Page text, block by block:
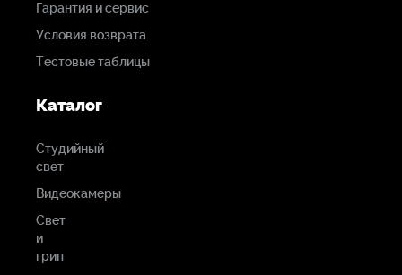
Гарантия и сервис
Условия возврата
Тестовые таблицы
Каталог
Студийный
свет
Видеокамеры
Свет
и
грип